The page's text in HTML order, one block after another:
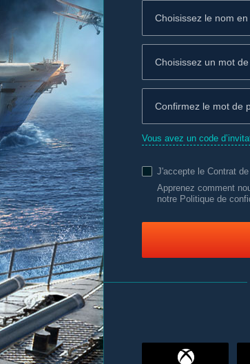
Vous avez un code
J'accepte le Contrat
Apprenez comment
notre Politique de